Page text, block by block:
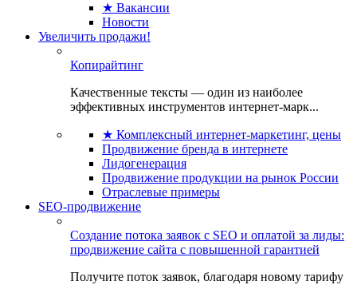
★ Вакансии
Новости
Увеличить продажи!
Копирайтинг
Качественные тексты — один из наиболее
эффективных инструментов интернет-марк...
★ Комплексный интернет-маркетинг, цены
Продвижение бренда в интернете
Лидогенерация
Продвижение продукции на рынок России
Отраслевые примеры
SEO-продвижение
Создание потока заявок с SEO и оплатой за лиды:
продвижение сайта с повышенной гарантией
Получите поток заявок, благодаря новому тарифу